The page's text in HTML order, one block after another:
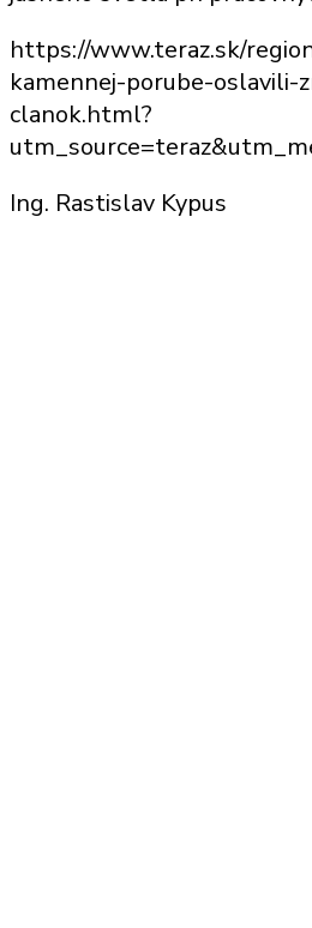
https://www.teraz.sk/
kamennej-porube-oslavili-
clanok.html?
Ing. Rastislav Kypus